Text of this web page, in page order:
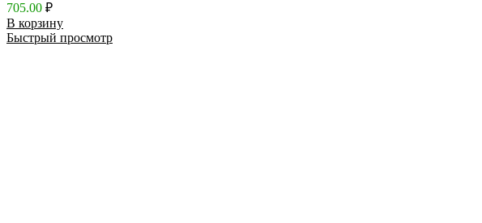
705.00 ₽
В корзину
Быстрый просмотр